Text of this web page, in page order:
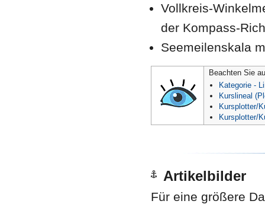
Vollkreis-
der Kompass-
Seemeilenskala
Beachten Sie
Kategorie -
Kurslineal
Kursplotter/
Kursplotter/
Artikelbilder
Für eine größere